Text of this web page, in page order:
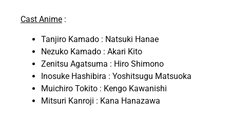
Cast Anime :
Tanjiro Kamado : Natsuki Hanae
Nezuko Kamado : Akari Kito
Zenitsu Agatsuma : Hiro Shimono
Inosuke Hashibira : Yoshitsugu Matsuoka
Muichiro Tokito : Kengo Kawanishi
Mitsuri Kanroji : Kana Hanazawa